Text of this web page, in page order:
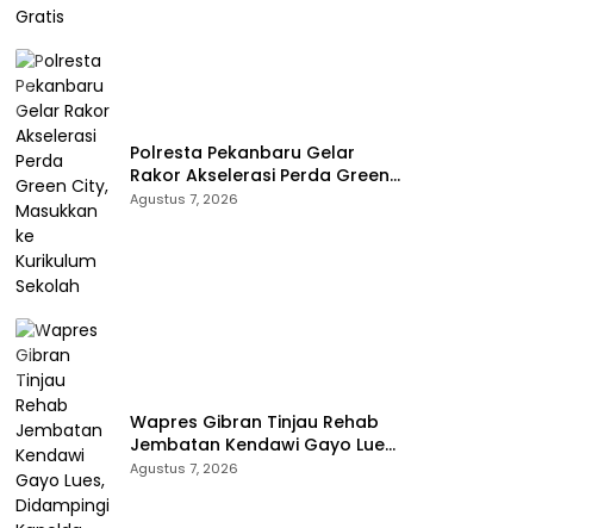
Polresta Pekanbaru Gelar
Rakor Akselerasi Perda Green
City, Masukkan ke Kurikulum
Agustus 7, 2026
Wapres Gibran Tinjau Rehab
Jembatan Kendawi Gayo Lues,
Didampingi Kapolda Aceh
Agustus 7, 2026